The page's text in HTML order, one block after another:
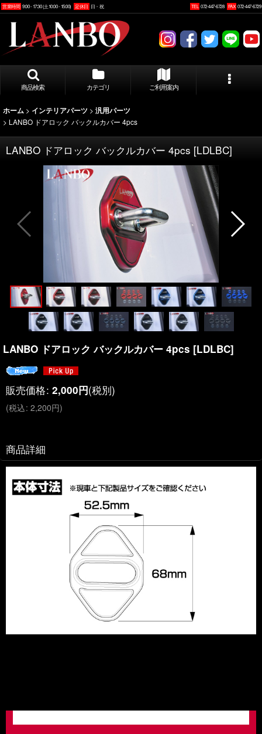
営業時間 9:00 - 17:30 (土10:00 - 15:00) 定休日 日・祝 TEL 072-447-6728 FAX 072-447-6729
商品検索 カテゴリ ご利用案内
ホーム > インテリアパーツ > 汎用パーツ
> LANBO ドアロック バックルカバー 4pcs
LANBO ドアロック バックルカバー 4pcs [LDLBC]
LANBO ドアロック バックルカバー 4pcs [LDLBC]
販売価格: 2,000円(税別)
(税込: 2,200円)
商品詳細